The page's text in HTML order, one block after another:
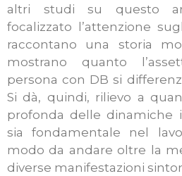
altri studi su questo
focalizzato l’attenzione
raccontano una storia
mostrano quanto
persona con DB si
Si dà, quindi, rilievo a
profonda delle dinamiche
sia fondamentale nel
modo da andare oltre la
diverse manifestazioni